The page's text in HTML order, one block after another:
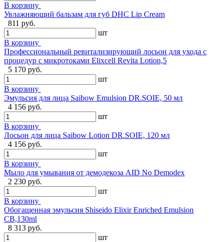
В корзину
Увлажняющий бальзам для губ DHC Lip Cream
811 руб.
шт
В корзину
Профессиональный ревитализирующий лосьон для ухода с
процедур с микротоками Elixcell Revita Lotion,5
5 170 руб.
шт
В корзину
Эмульсия для лица Saibow Emulsion DR.SOIE, 50 мл
4 156 руб.
шт
В корзину
Лосьон для лица Saibow Lotion DR.SOIE, 120 мл
4 156 руб.
шт
В корзину
Мыло для умывания от демодекоза AID No Demodex
2 230 руб.
шт
В корзину
Обогащенная эмульсия Shiseido Elixir Enriched Emulsion
CB,130ml
8 313 руб.
шт